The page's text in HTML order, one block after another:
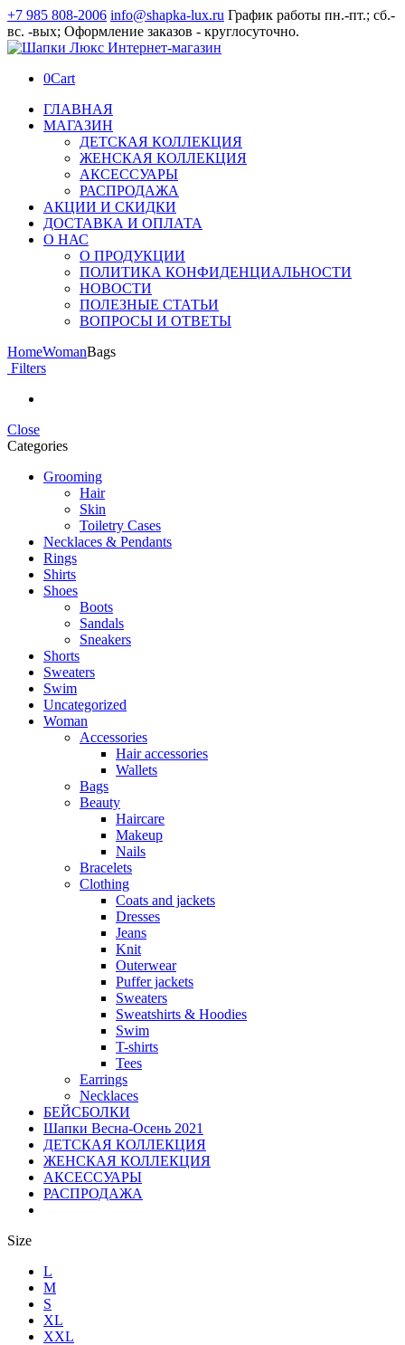
+7 985 808-2006 info@shapka-lux.ru График работы пн.-пт.; сб.-
вс. -вых; Оформление заказов - круглосуточно.
0Cart
ГЛАВНАЯ
МАГАЗИН
ДЕТСКАЯ КОЛЛЕКЦИЯ
ЖЕНСКАЯ КОЛЛЕКЦИЯ
АКСЕССУАРЫ
РАСПРОДАЖА
АКЦИИ И СКИДКИ
ДОСТАВКА И ОПЛАТА
О НАС
О ПРОДУКЦИИ
ПОЛИТИКА КОНФИДЕНЦИАЛЬНОСТИ
НОВОСТИ
ПОЛЕЗНЫЕ СТАТЬИ
ВОПРОСЫ И ОТВЕТЫ
HomeWomanBags
Filters
Close
Categories
Grooming
Hair
Skin
Toiletry Cases
Necklaces & Pendants
Rings
Shirts
Shoes
Boots
Sandals
Sneakers
Shorts
Sweaters
Swim
Uncategorized
Woman
Accessories
Hair accessories
Wallets
Bags
Beauty
Haircare
Makeup
Nails
Bracelets
Clothing
Coats and jackets
Dresses
Jeans
Knit
Outerwear
Puffer jackets
Sweaters
Sweatshirts & Hoodies
Swim
T-shirts
Tees
Earrings
Necklaces
БЕЙСБОЛКИ
Шапки Весна-Осень 2021
ДЕТСКАЯ КОЛЛЕКЦИЯ
ЖЕНСКАЯ КОЛЛЕКЦИЯ
АКСЕССУАРЫ
РАСПРОДАЖА
Size
L
M
S
XL
XXL